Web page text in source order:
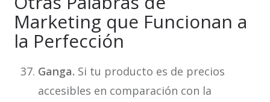
Marketing que Funcionan a
la Perfección
Ganga. Si tu producto es de precios
accesibles en comparación con la